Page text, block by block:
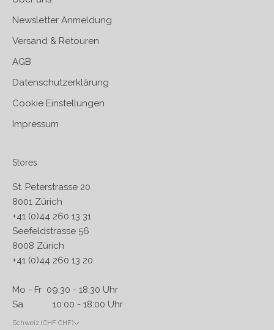
Newsletter Anmeldung
Versand & Retouren
AGB
Datenschutzerklärung
Cookie Einstellungen
Impressum
Stores
St. Peterstrasse 20
8001 Zürich
+41 (0)44 260 13 31
Seefeldstrasse 56
8008 Zürich
+41 (0)44 260 13 20
Mo - Fr 09:30 - 18:30 Uhr
Sa 10:00 - 18:00 Uhr
Schweiz (CHF CHF)